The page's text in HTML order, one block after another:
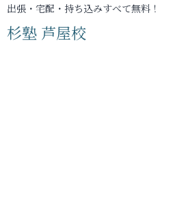
出張・宅配・持ち込みすべて無料！
杉塾 芦屋校